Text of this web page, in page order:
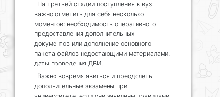
На третьей стадии поступления в вуз
важно отметить для себя несколько
моментов: необходимость оперативного
предоставления дополнительных
документов или дополнение основного
пакета файлов недостающими материалами,
даты проведения ДВИ.
Важно вовремя явиться и преодолеть
дополнительные экзамены при